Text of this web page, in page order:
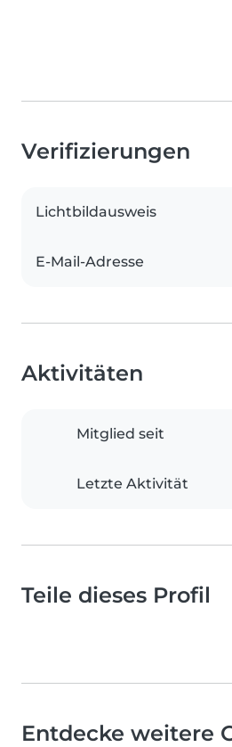
Verifizierungen
Lichtbildausweis
E-Mail-Adresse
Aktivitäten
Mitglied seit
Letzte Aktivität
Teile dieses Profil
Entdecke weitere